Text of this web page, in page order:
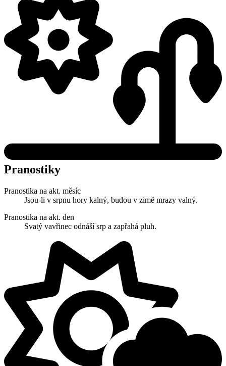
Pranostiky
Pranostika na akt. měsíc
Jsou-li v srpnu hory kalný, budou v zimě mrazy valný.
Pranostika na akt. den
Svatý vavřinec odnáší srp a zapřahá pluh.